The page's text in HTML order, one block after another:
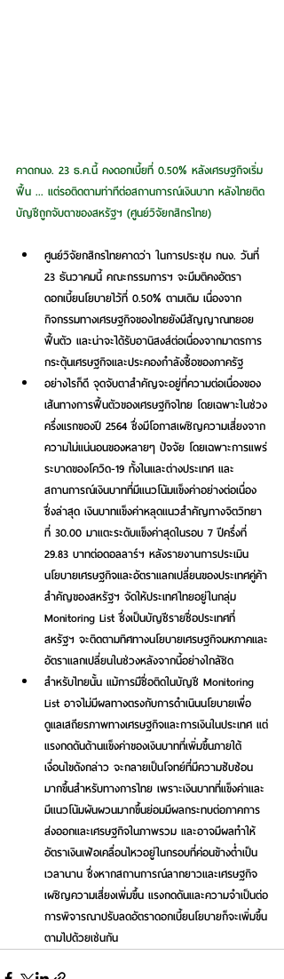
คาดกนง. 23 ธ.ค.นี้ คงดอกเบี้ยที่ 0.50% หลังเศรษฐกิจเริ่ม
ฟื้น ... แต่รอติดตามท่าทีต่อสถานการณ์เงินบาท หลังไทยติด
บัญชีถูกจับตาของสหรัฐฯ (ศูนย์วิจัยกสิกรไทย)
ศูนย์วิจัยกสิกรไทยคาดว่า ในการประชุม กนง. วันที่
23 ธันวาคมนี้ คณะกรรมการฯ จะมีมติคงอัตรา
ดอกเบี้ยนโยบายไว้ที่ 0.50% ตามเดิม เนื่องจาก
กิจกรรมทางเศรษฐกิจของไทยยังมีสัญญาณทยอย
ฟื้นตัว และน่าจะได้รับอานิสงส์ต่อเนื่องจากมาตรการ
กระตุ้นเศรษฐกิจและประคองกำลังซื้อของภาครัฐ
อย่างไรก็ดี จุดจับตาสำคัญจะอยู่ที่ความต่อเนื่องของ
เส้นทางการฟื้นตัวของเศรษฐกิจไทย โดยเฉพาะในช่วง
ครึ่งแรกของปี 2564 ซึ่งมีโอกาสเผชิญความเสี่ยงจาก
ความไม่แน่นอนของหลายๆ ปัจจัย โดยเฉพาะการแพร่
ระบาดของโควิด-19 ทั้งในและต่างประเทศ และ
สถานการณ์เงินบาทที่มีแนวโน้มแข็งค่าอย่างต่อเนื่อง
ซึ่งล่าสุด เงินบาทแข็งค่าหลุดแนวสำคัญทางจิตวิทยา
ที่ 30.00 มาแตะระดับแข็งค่าสุดในรอบ 7 ปีครึ่งที่
29.83 บาทต่อดอลลาร์ฯ หลังรายงานการประเมิน
นโยบายเศรษฐกิจและอัตราแลกเปลี่ยนของประเทศคู่ค้า
สำคัญของสหรัฐฯ จัดให้ประเทศไทยอยู่ในกลุ่ม
Monitoring List ซึ่งเป็นบัญชีรายชื่อประเทศที่
สหรัฐฯ จะติดตามทิศทางนโยบายเศรษฐกิจมหภาคและ
อัตราแลกเปลี่ยนในช่วงหลังจากนี้อย่างใกล้ชิด
สำหรับไทยนั้น แม้การมีชื่อติดในบัญชี Monitoring
List อาจไม่มีผลทางตรงกับการดำเนินนโยบายเพื่อ
ดูแลเสถียรภาพทางเศรษฐกิจและการเงินในประเทศ แต่
แรงกดดันด้านแข็งค่าของเงินบาทที่เพิ่มขึ้นภายใต้
เงื่อนไขดังกล่าว จะกลายเป็นโจทย์ที่มีความซับซ้อน
มากขึ้นสำหรับทางการไทย เพราะเงินบาทที่แข็งค่าและ
มีแนวโน้มผันผวนมากขึ้นย่อมมีผลกระทบต่อภาคการ
ส่งออกและเศรษฐกิจในภาพรวม และอาจมีผลทำให้
อัตราเงินเฟ้อเคลื่อนไหวอยู่ในกรอบที่ค่อนข้างต่ำเป็น
เวลานาน ซึ่งหากสถานการณ์ลากยาวและเศรษฐกิจ
เผชิญความเสี่ยงเพิ่มขึ้น แรงกดดันและความจำเป็นต่อ
การพิจารณาปรับลดอัตราดอกเบี้ยนโยบายก็จะเพิ่มขึ้น
ตามไปด้วยเช่นกัน